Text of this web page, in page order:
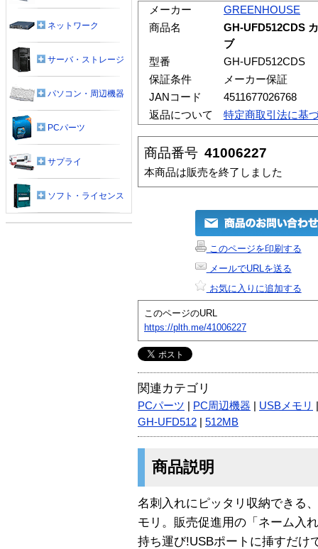
メーカー
GREENHOUSE
商品名
GH-UFD512CDS
ブ
型番
GH-UFD512CDS
保証条件
メーカー保証
JANコード
4511677026768
返品について
特定商取引法に基
商品番号 41006227
本商品は販売を終了しました
このページを印刷する
メールでURLを送る
お気に入りに追加する
このページのURL
https://plth.me/41006227
関連カテゴリ
PCパーツ PC周辺機器 USBメモリ
GH-UFD512
512MB
商品説明
名刺入れにピッタリ収納できる
モリ。販売促進用の「ネーム入
持ち運び!USBポートに挿すだけ
ネットワーク
サーバ・ストレージ
パソコン・周辺機器
PCパーツ
サプライ
ソフト・ライセンス